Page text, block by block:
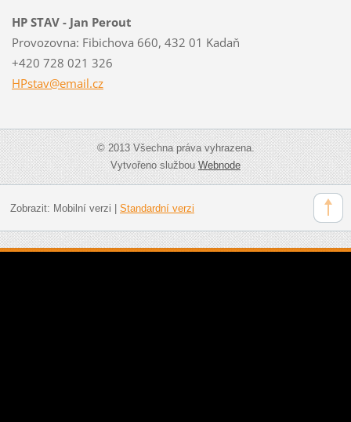
HP STAV - Jan Perout
Provozovna: Fibichova 660, 432 01 Kadaň
+420 728 021 326
HPstav@email.cz
© 2013 Všechna práva vyhrazena.
Vytvořeno službouWebnode
Zobrazit: Mobilní verzi Standardní verzi